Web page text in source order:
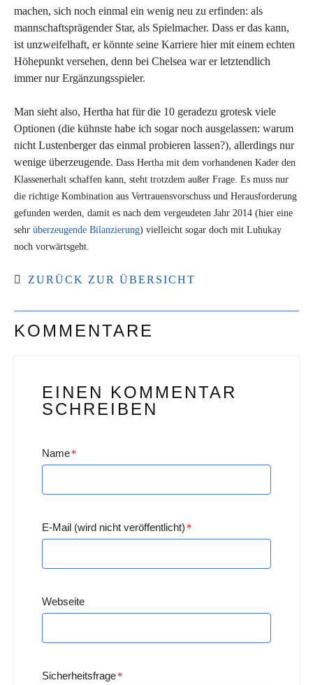
machen, sich noch einmal ein wenig neu zu erfinden: als
mannschaftsprägender Star, als Spielmacher. Dass er das kann,
ist unzweifelhaft, er könnte seine Karriere hier mit einem echten
Höhepunkt versehen, denn bei Chelsea war er letztendlich
immer nur Ergänzungsspieler.
Man sieht also, Hertha hat für die 10 geradezu grotesk viele
Optionen (die kühnste habe ich sogar noch ausgelassen: warum
nicht Lustenberger das einmal probieren lassen?), allerdings nur
wenige überzeugende. Dass Hertha mit dem vorhandenen Kader den
Klassenerhalt schaffen kann, steht trotzdem außer Frage. Es muss nur
die richtige Kombination aus Vertrauensvorschuss und Herausforderung
gefunden werden, damit es nach dem vergeudeten Jahr 2014 (hier eine
sehr überzeugende Bilanzierung) vielleicht sogar doch mit Luhukay
noch vorwärtsgeht.
ZURÜCK ZUR ÜBERSICHT
KOMMENTARE
EINEN KOMMENTAR
SCHREIBEN
Name*
E-Mail (wird nicht veröffentlicht) *
Webseite
Sicherheitsfrage*